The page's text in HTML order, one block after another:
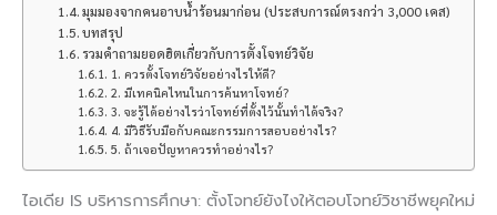
มุมมองจากคนอาบน้ำร้อนมาก่อน (ประสบการณ์ตรงกว่า 3,000 เคส)
บทสรุป
รวมคำถามยอดฮิตเกี่ยวกับการตั้งโจทย์วิจัย
1. ควรตั้งโจทย์วิจัยอย่างไรให้ดี?
2. มีเทคนิคไหนในการค้นหาโจทย์?
3. จะรู้ได้อย่างไรว่าโจทย์ที่ตั้งไว้นั้นทำได้จริง?
4. มีวิธีรับมือกับคณะกรรมการสอบอย่างไร?
5. ถ้าเจอปัญหาควรทำอย่างไร?
ไอเดีย IS บริหารการศึกษา: ตั้งโจทย์ยังไงให้ตอบโจทย์วิชาชีพยุคใหม่